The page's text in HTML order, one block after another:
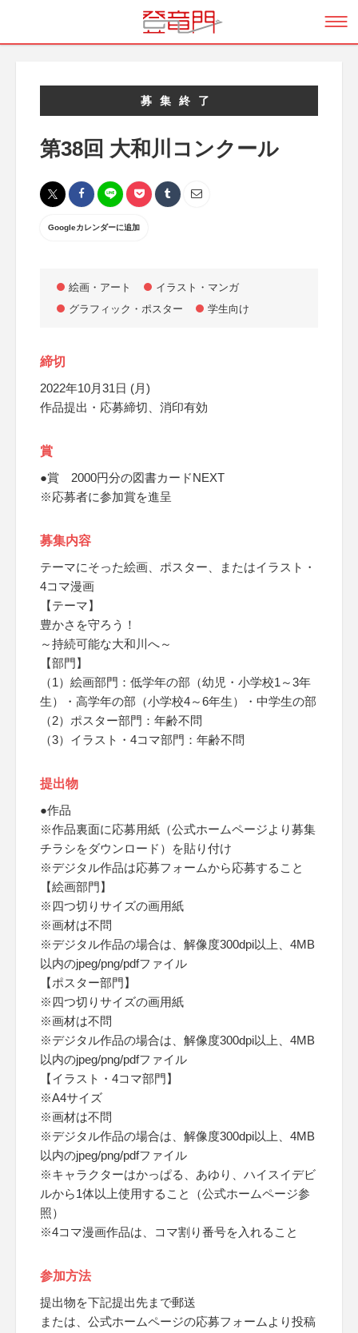
募集終了
第38回 大和川コンクール
Googleカレンダーに追加
絵画・アート
イラスト・マンガ
グラフィック・ポスター
学生向け
締切
2022年10月31日 (月)
作品提出・応募締切、消印有効
賞
●賞 2000円分の図書カードNEXT
※応募者に参加賞を進呈
募集内容
テーマにそった絵画、ポスター、またはイラスト・
4コマ漫画
【テーマ】
豊かさを守ろう！
～持続可能な大和川へ～
【部門】
（1）絵画部門：低学年の部（幼児・小学校1～3年
生）・高学年の部（小学校4～6年生）・中学生の部
（2）ポスター部門：年齢不問
（3）イラスト・4コマ部門：年齢不問
提出物
●作品
※作品裏面に応募用紙（公式ホームページより募集
チラシをダウンロード）を貼り付け
※デジタル作品は応募フォームから応募すること
【絵画部門】
※四つ切りサイズの画用紙
※画材は不問
※デジタル作品の場合は、解像度300dpi以上、4MB
以内のjpeg/png/pdfファイル
【ポスター部門】
※四つ切りサイズの画用紙
※画材は不問
※デジタル作品の場合は、解像度300dpi以上、4MB
以内のjpeg/png/pdfファイル
【イラスト・4コマ部門】
※A4サイズ
※画材は不問
※デジタル作品の場合は、解像度300dpi以上、4MB
以内のjpeg/png/pdfファイル
※キャラクターはかっぱる、あゆり、ハイスイデビ
ルから1体以上使用すること（公式ホームページ参
照）
※4コマ漫画作品は、コマ割り番号を入れること
参加方法
提出物を下記提出先まで郵送
または、公式ホームページの応募フォームより投稿